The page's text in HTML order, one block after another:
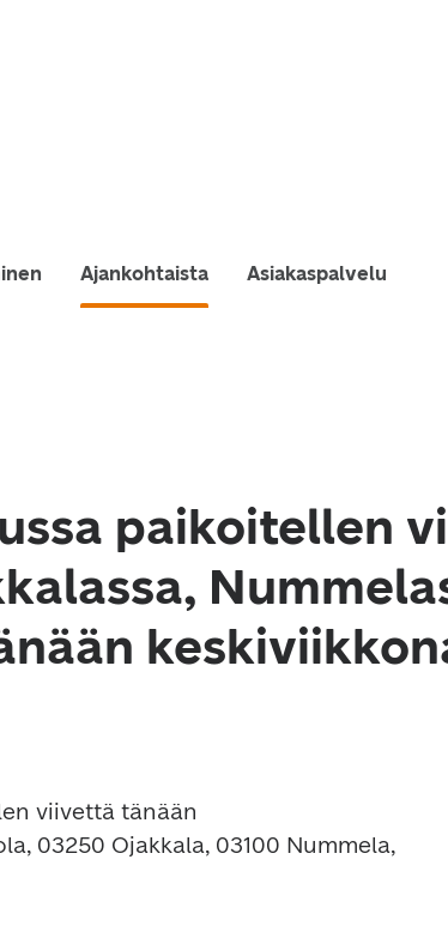
Ajankohtaista Asiakaspalvelu
paikoitellen
viivettä tänään
03250 Ojakkala, 03100 Nummela,